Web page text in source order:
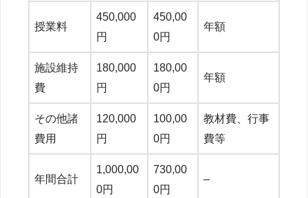
授業料
450,000
円
450,00
0円
年額
施設維持
費
180,000
円
180,00
0円
年額
その他諸
費用
120,000
円
100,00
0円
教材費、行事
費等
年間合計
1,000,00
0円
730,00
0円
–